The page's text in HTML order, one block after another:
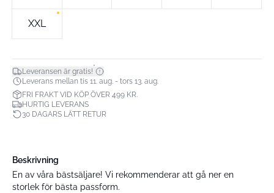
XXL
Leveransen är gratis!*
Leverans mellan tis 11. aug. - tors 13. aug.
FRI FRAKT VID KÖP ÖVER 499 KR.
HURTIG LEVERANS
30 DAGARS LÄTT RETUR
Beskrivning
En av våra bästsäljare! Vi rekommenderar att gå ner en
storlek för bästa passform.